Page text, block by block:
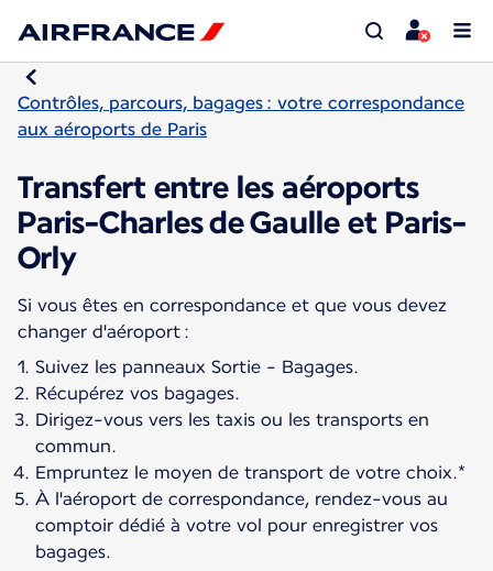
Contrôles, parcours, bagages : votre correspondance
aux aéroports de Paris
Transfert entre les aéroports
Paris-Charles de Gaulle et Paris-
Orly
Si vous êtes en correspondance et que vous devez
Suivez les panneaux Sortie - Bagages.
Récupérez vos bagages.
Dirigez-vous vers les taxis ou les transports en
commun.
Empruntez le moyen de transport de votre choix.*
À l'aéroport de correspondance, rendez-vous au
comptoir dédié à votre vol pour enregistrer vos
bagages.